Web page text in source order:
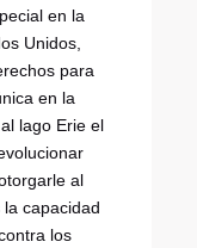
en la
Unidos,
para
en la
lago Erie el
al
capacidad
los